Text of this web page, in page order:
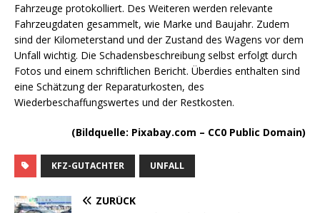
Fahrzeuge protokolliert. Des Weiteren werden relevante
Fahrzeugdaten gesammelt, wie Marke und Baujahr. Zudem
sind der Kilometerstand und der Zustand des Wagens vor dem
Unfall wichtig. Die Schadensbeschreibung selbst erfolgt durch
Fotos und einem schriftlichen Bericht. Überdies enthalten sind
eine Schätzung der Reparaturkosten, des
Wiederbeschaffungswertes und der Restkosten.
(Bildquelle: Pixabay.com – CC0 Public Domain)
KFZ-GUTACHTER UNFALL
ZURÜCK